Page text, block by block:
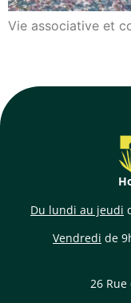
Vie associative et
Du lundi au jeudi
Vendredi de
26